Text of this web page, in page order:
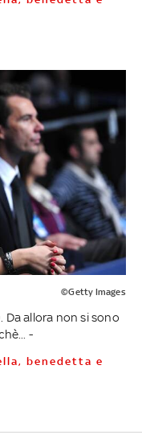
©Getty Images
Da allora non si sono
-